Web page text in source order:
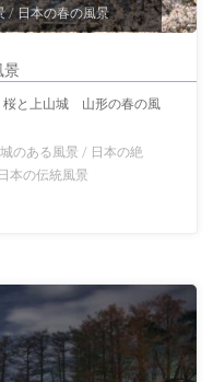
/ 日本の春の風景
景
と上山城 山形の春の風
城のある風景 / 日本の絶
日本の伝統風景